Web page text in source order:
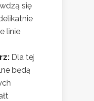
się
linie
Dla tej
będą